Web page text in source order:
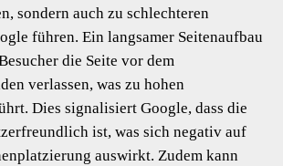
sondern auch zu schlechteren
führen. Ein langsamer Seitenaufbau
die Seite vor dem
verlassen, was zu hohen
Dies signalisiert Google, dass die
ist, was sich negativ auf
auswirkt. Zudem kann